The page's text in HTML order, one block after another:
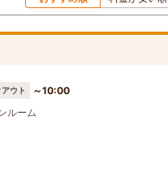
ウト
～10:00
ルーム